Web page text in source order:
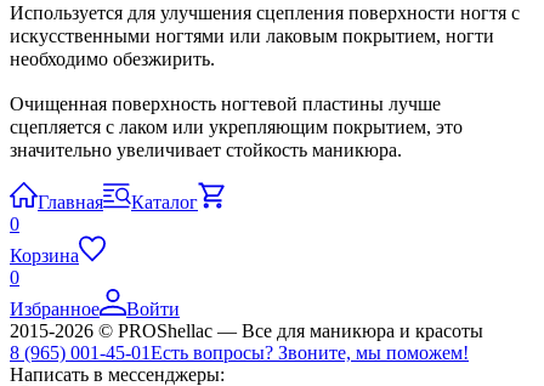
Используется для улучшения сцепления поверхности ногтя с
искусственными ногтями или лаковым покрытием, ногти
необходимо обезжирить.
Очищенная поверхность ногтевой пластины лучше
сцепляется с лаком или укрепляющим покрытием, это
значительно увеличивает стойкость маникюра.
Главная
Каталог
0
Корзина
0
Избранное
Войти
2015-2026 © PROShellac — Все для маникюра и красоты
8 (965) 001-45-01Есть вопросы? Звоните, мы поможем!
Написать в мессенджеры: